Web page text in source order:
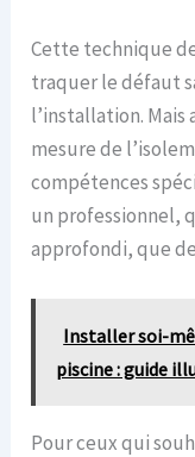
Cette technique
traquer le défaut
l’installation.
mesure de
compétences
un professionnel,
approfondi, que
Installer soi-
piscine : guide
Pour ceux qui